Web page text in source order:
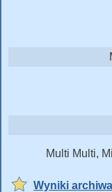
Multi Multi,
Wyniki